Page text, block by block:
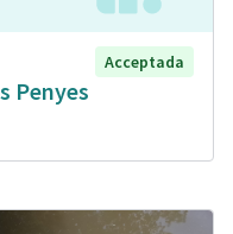
Penyes
Acceptada